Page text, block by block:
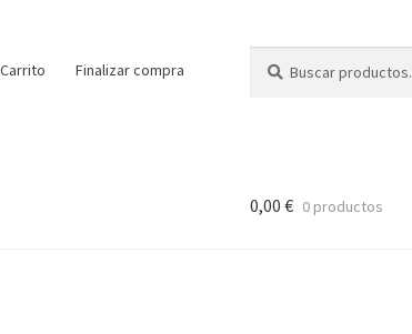
Carrito Finalizar compra
por:
0,00 € 0 productos